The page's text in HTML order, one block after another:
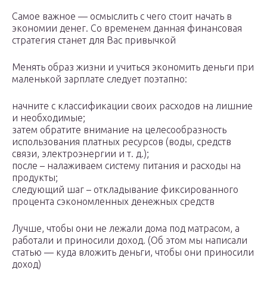
Самое важное — осмыслить с чего стоит начать в
экономии денег. Со временем данная финансовая
стратегия станет для Вас привычкой
Менять образ жизни и учиться экономить деньги при
маленькой зарплате следует поэтапно:
начните с классификации своих расходов на лишние
и необходимые;
затем обратите внимание на целесообразность
использования платных ресурсов (воды, средств
связи, электроэнергии и т. д.);
после – налаживаем систему питания и расходы на
продукты;
следующий шаг – откладывание фиксированного
процента сэкономленных денежных средств
Лучше, чтобы они не лежали дома под матрасом, а
работали и приносили доход. (Об этом мы написали
статью — куда вложить деньги, чтобы они приносили
доход)